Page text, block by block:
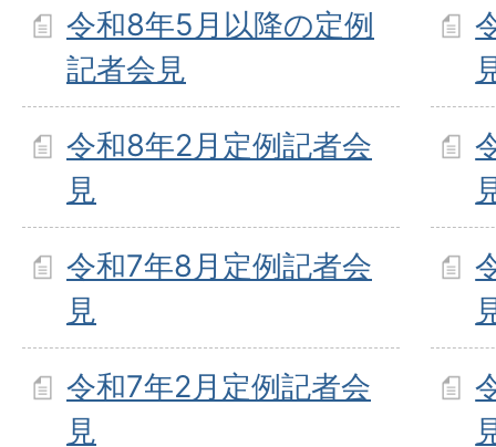
令和8年5月以降の定例
記者会見
令和8年2月定例記者会
見
令和7年8月定例記者会
見
令和7年2月定例記者会
見